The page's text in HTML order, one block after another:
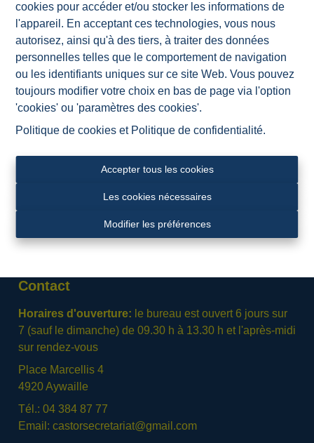
cookies pour accéder et/ou stocker les informations de
l'appareil. En acceptant ces technologies, vous nous
autorisez, ainsi qu'à des tiers, à traiter des données
personnelles telles que le comportement de navigation
ou les identifiants uniques sur ce site Web. Vous pouvez
toujours modifier votre choix en bas de page via l'option
'cookies' ou 'paramètres des cookies'.
Politique de cookies et Politique de confidentialité.
Accepter tous les cookies
Les cookies nécessaires
Modifier les préférences
€ 360.000
2 1 1
Contact
Horaires d'ouverture: le bureau est ouvert 6 jours sur
7 (sauf le dimanche) de 09.30 h à 13.30 h et l'après-midi
sur rendez-vous
Place Marcellis 4
4920 Aywaille
Tél.: 04 384 87 77
Email: castorsecretariat@gmail.com